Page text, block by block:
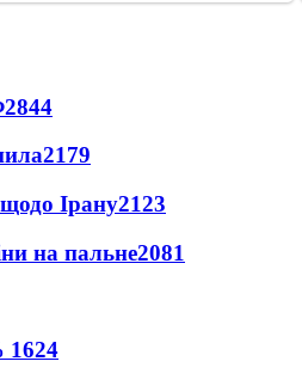
2844
2179
Ірану2123
на пальне2081
1624